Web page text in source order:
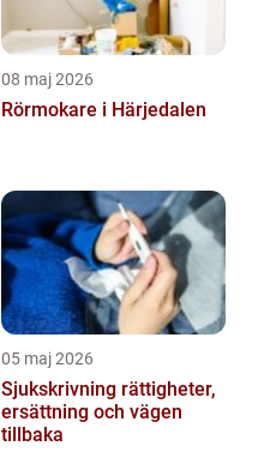
08 maj 2026
Rörmokare i Härjedalen
05 maj 2026
Sjukskrivning rättigheter,
ersättning och vägen
tillbaka